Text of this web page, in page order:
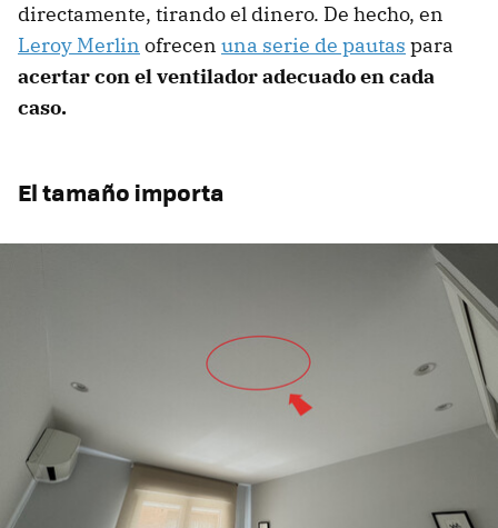
directamente, tirando el dinero. De hecho, en
Leroy Merlin ofrecen una serie de pautas para
acertar con el ventilador adecuado en cada
caso.
El tamaño importa